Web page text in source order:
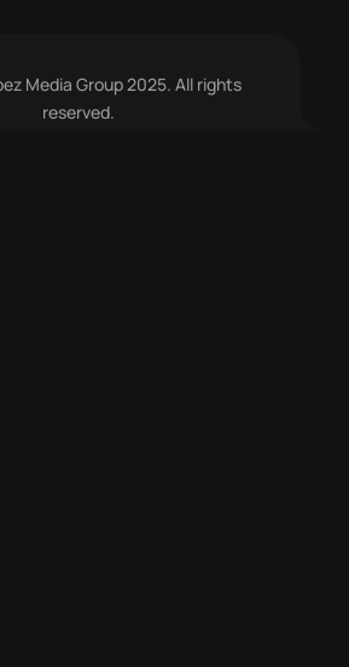
Media Group 2025. All rights
reserved.